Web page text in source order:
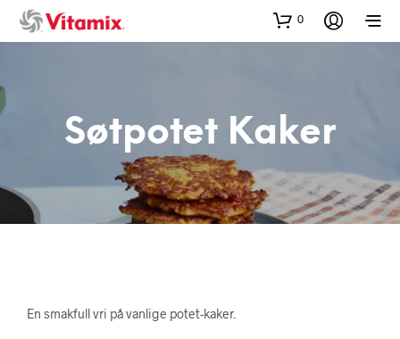
0
Søtpotet Kaker
En smakfull vri på vanlige potet-kaker.